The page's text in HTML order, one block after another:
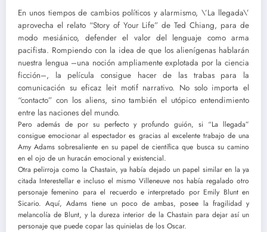
En unos tiempos de cambios políticos y alarmismo, \’La llegada\’
aprovecha el relato “Story of Your Life” de Ted Chiang, para de
modo mesiánico, defender el valor del lenguaje como arma
pacifista. Rompiendo con la idea de que los alienígenas hablarán
nuestra lengua –una noción ampliamente explotada por la ciencia
ficción–, la película consigue hacer de las trabas para la
comunicación su eficaz leit motif narrativo. No solo importa el
“contacto” con los aliens, sino también el utópico entendimiento
entre las naciones del mundo.
Pero además de por su perfecto y profundo guión, si “La llegada”
consigue emocionar al espectador es gracias al excelente trabajo de una
Amy Adams sobresaliente en su papel de científica que busca su camino
en el ojo de un huracán emocional y existencial.
Otra pelirroja como la Chastain, ya había dejado un papel similar en la ya
citada Interestellar e incluso el mismo Villeneuve nos había regalado otro
personaje femenino para el recuerdo e interpretado por Emily Blunt en
Sicario. Aquí, Adams tiene un poco de ambas, posee la fragilidad y
melancolía de Blunt, y la dureza interior de la Chastain para dejar así un
personaje que puede copar las quinielas de los Oscar.